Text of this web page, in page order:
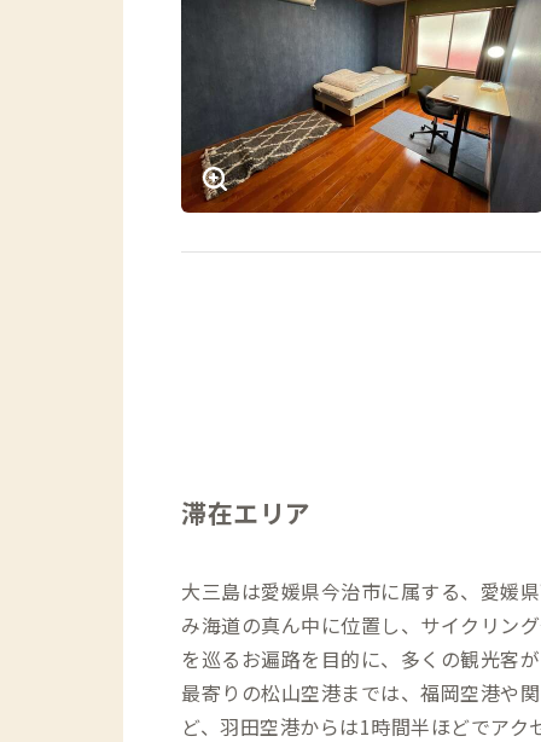
滞在エリア
大三島は愛媛県今治市に属する、愛媛
み海道の真ん中に位置し、サイクリン
を巡るお遍路を目的に、多くの観光客
最寄りの松山空港までは、福岡空港や
ど、羽田空港からは1時間半ほどでアク